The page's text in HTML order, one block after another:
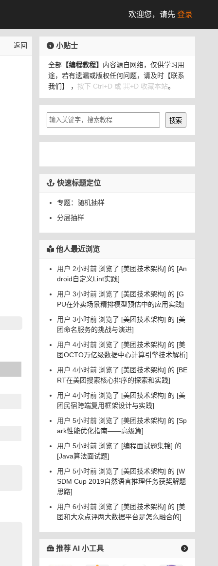
欢迎您， 请先 登录
返回 小贴士
全部 【编程教程】 内容源自网络，仅供学习用
途，若有遗漏或版权任何问题，请及时 【联系
我们】
， 按下 Ctrl+D 或 ⌘+D 收藏本站。
快速标题定位
专题：随机抽样
分层抽样
他人最近浏览
用户 2小时前 浏览了 [美团技术架构] 的 [An
droid自定义Lint实践]
用户 3小时前 浏览了 [美团技术架构] 的 [G
PU在外卖场景精排模型预估中的应用实践]
用户 3小时前 浏览了 [美团技术架构] 的 [美
团命名服务的挑战与演进]
用户 4小时前 浏览了 [美团技术架构] 的 [美
团OCTO万亿级数据中心计算引擎技术解析]
用户 4小时前 浏览了 [美团技术架构] 的 [BE
RT在美团搜索核心排序的探索和实践]
用户 4小时前 浏览了 [美团技术架构] 的 [美
团民宿跨端复用框架设计与实践]
用户 5小时前 浏览了 [美团技术架构] 的 [Sp
ark性能优化指南——高级篇]
用户 5小时前 浏览了 [编程面试题集锦] 的
[Java算法面试题]
用户 5小时前 浏览了 [美团技术架构] 的 [W
SDM Cup 2019自然语言推理任务获奖解题
思路]
用户 6小时前 浏览了 [美团技术架构] 的 [美
团和大众点评两大数据平台是怎么融合的]
推荐 AI 小工具